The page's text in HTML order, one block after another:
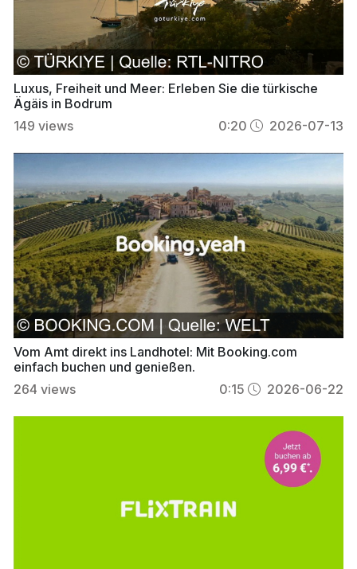
Luxus, Freiheit und Meer: Erleben Sie die türkische
Ägäis in Bodrum
149 views 0:20 2026-07-13
Vom Amt direkt ins Landhotel: Mit Booking.com
einfach buchen und genießen.
264 views 0:15 2026-06-22